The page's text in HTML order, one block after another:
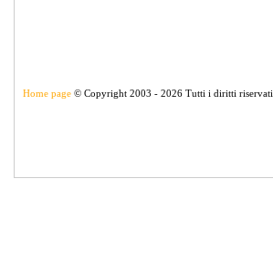
Home page © Copyright 2003 - 2026 Tutti i diritti riservati.